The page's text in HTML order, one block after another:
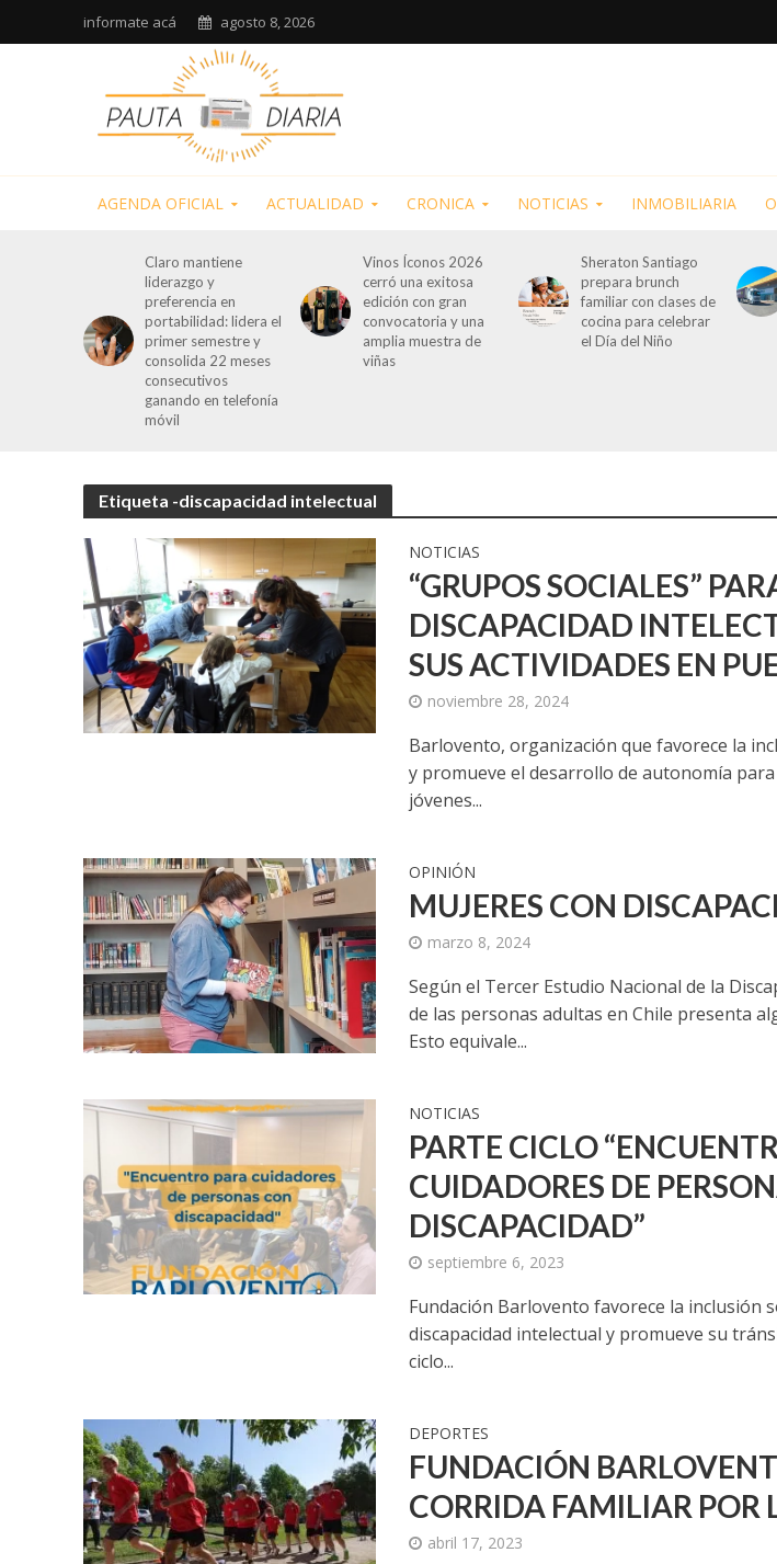
informate acá agosto 8, 2026
AGENDA OFICIAL ACTUALIDAD CRONICA NOTICIAS INMOBILIARIA
Claro mantiene
liderazgo y
preferencia en
portabilidad: lidera el
primer semestre y
consolida 22 meses
consecutivos
ganando en telefonía
móvil
Vinos Íconos 2026
cerró una exitosa
edición con gran
convocatoria y una
amplia muestra de
viñas
Sheraton Santiago
prepara brunch
familiar con clases de
cocina para celebrar
el Día del Niño
Etiqueta -discapacidad intelectual
NOTICIAS
“GRUPOS SOCIALES”
DISCAPACIDAD
SUS ACTIVIDADES EN
noviembre 28, 2024
Barlovento, organización que favorece la
y promueve el desarrollo de autonomía
jóvenes...
OPINIÓN
MUJERES CON
marzo 8, 2024
Según el Tercer Estudio Nacional de la
de las personas adultas en Chile presenta
Esto equivale...
NOTICIAS
PARTE CICLO
CUIDADORES DE
DISCAPACIDAD”
septiembre 6, 2023
Fundación Barlovento favorece la inclusión
discapacidad intelectual y promueve su
ciclo...
DEPORTES
FUNDACIÓN
CORRIDA FAMILIAR POR
abril 17, 2023